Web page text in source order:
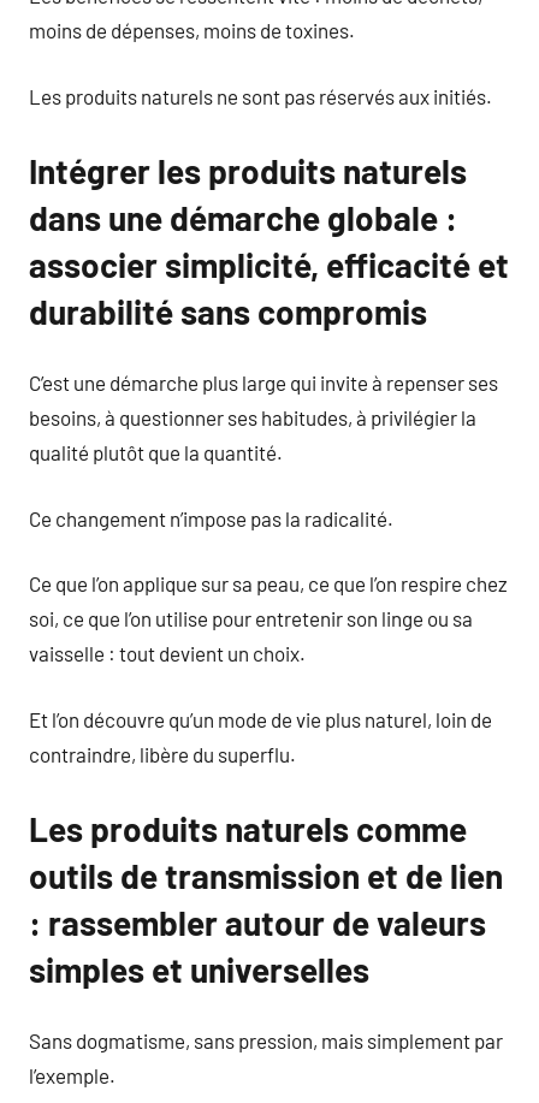
moins de dépenses, moins de toxines.
Les produits naturels ne sont pas réservés aux initiés.
Intégrer les produits naturels
dans une démarche globale :
associer simplicité, efficacité et
durabilité sans compromis
C’est une démarche plus large qui invite à repenser ses
besoins, à questionner ses habitudes, à privilégier la
qualité plutôt que la quantité.
Ce changement n’impose pas la radicalité.
Ce que l’on applique sur sa peau, ce que l’on respire chez
soi, ce que l’on utilise pour entretenir son linge ou sa
vaisselle : tout devient un choix.
Et l’on découvre qu’un mode de vie plus naturel, loin de
contraindre, libère du superflu.
Les produits naturels comme
outils de transmission et de lien
: rassembler autour de valeurs
simples et universelles
Sans dogmatisme, sans pression, mais simplement par
l’exemple.